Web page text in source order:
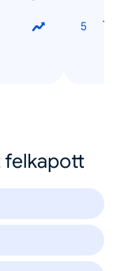
felkapott